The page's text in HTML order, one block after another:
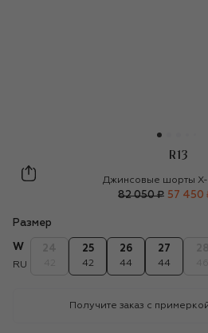
R13
R13
Джинсовые шорты
82 050 ₽ 57 450
Размер
W
RU
25
42
26
44
27
44
Получите заказ с